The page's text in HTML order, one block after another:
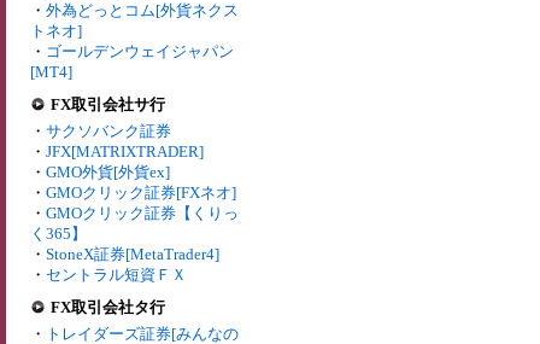
・ 外為どっとコム[外貨ネクス
トネオ]
・ ゴールデンウェイジャパン
[MT4]
FX取引会社サ行
・ サクソバンク証券
・ JFX[MATRIXTRADER]
・ GMO外貨[外貨ex]
・ GMOクリック証券[FXネオ]
・ GMOクリック証券【くりっ
く365】
・ StoneX証券[MetaTrader4]
・ セントラル短資ＦＸ
FX取引会社タ行
・ トレイダーズ証券[みんなの